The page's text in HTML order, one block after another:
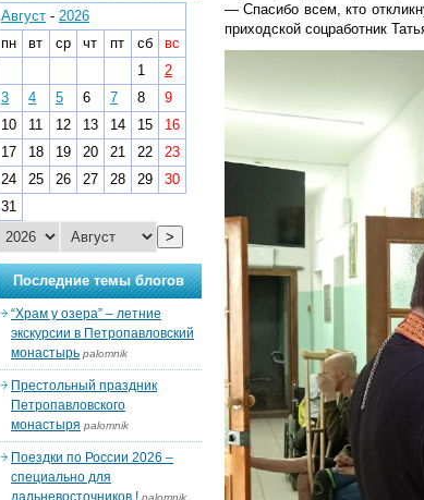
— Спасибо всем, кто
приходской соцработник
Август - 2026
пн
вт ср чт пт сб
вс
1
2
3
4 5 6 7 8
9
10
11 12 13 14 15
16
17
18 19 20 21 22
23
24
25 26 27 28 29
30
31
>
Последние темы блогов
“Храм у озера” – летние
экскурсии в Петропавловский
монастырь palomnik
Престольный праздник
Петропавловского
монастыря palomnik
Поездки по России 2026 –
специально для
дальневосточников ! palomnik